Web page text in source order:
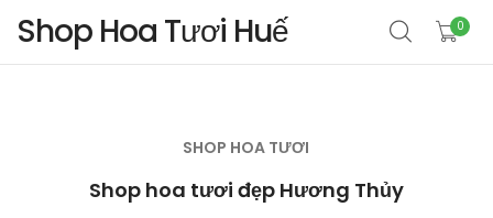
Shop Hoa Tươi Huế 0
SHOP HOA TƯƠI
Shop hoa tươi đẹp Hương Thủy